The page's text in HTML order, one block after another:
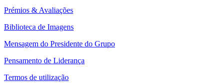
Prémios & Avaliações
Biblioteca de Imagens
Mensagem do Presidente do Grupo
Pensamento de Liderança
Termos de utilização